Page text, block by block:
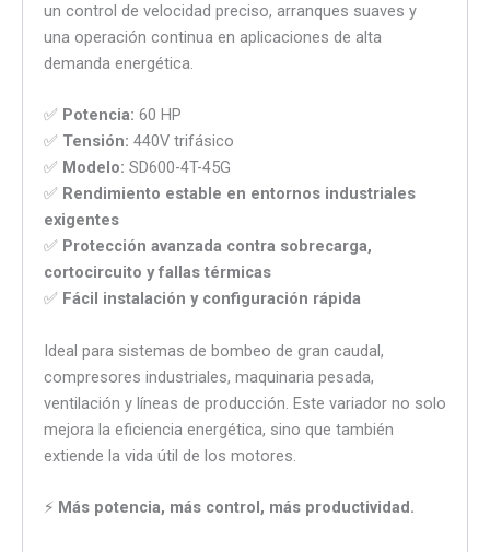
un control de velocidad preciso, arranques suaves y
una operación continua en aplicaciones de alta
demanda energética.
✅ Potencia: 60 HP
✅ Tensión: 440V trifásico
✅ Modelo: SD600-4T-45G
✅ Rendimiento estable en entornos industriales
exigentes
✅ Protección avanzada contra sobrecarga,
cortocircuito y fallas térmicas
✅ Fácil instalación y configuración rápida
Ideal para sistemas de bombeo de gran caudal,
compresores industriales, maquinaria pesada,
ventilación y líneas de producción. Este variador no solo
mejora la eficiencia energética, sino que también
extiende la vida útil de los motores.
⚡ Más potencia, más control, más productividad.